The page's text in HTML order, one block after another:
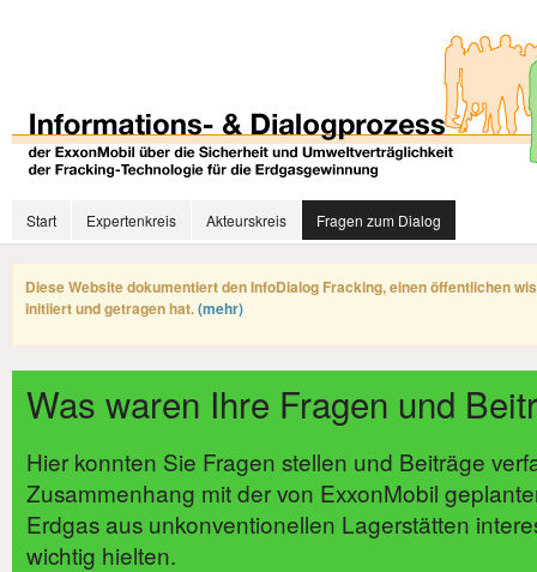
Start Expertenkreis Akteurskreis Fragen zum Dialog
Diese Website dokumentiert den InfoDialog Fracking, einen öffentlichen
initiiert und getragen hat.(mehr)
Was waren Ihre Fragen und
Hier konnten Sie Fragen stellen und Beiträge
Zusammenhang mit der von ExxonMobil
Erdgas aus unkonventionellen Lagerstätten
wichtig hielten.